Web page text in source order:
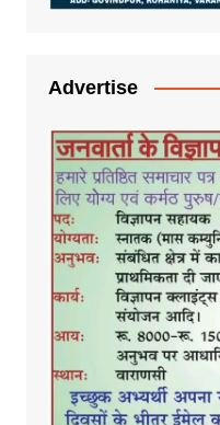
Advertise